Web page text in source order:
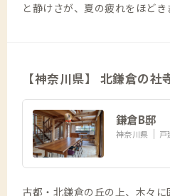
と静けさが、夏の疲れをほどき
【神奈川県】 北鎌倉の社
鎌倉B邸
神奈川県 戸
古都・北鎌倉の丘の上、木々に